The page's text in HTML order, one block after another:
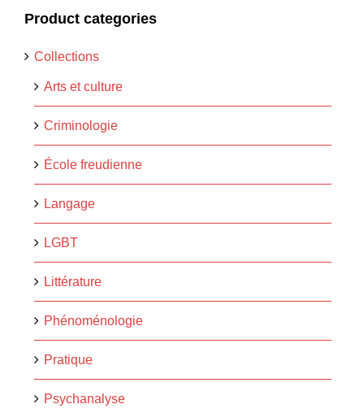
Product categories
Collections
Arts et culture
Criminologie
École freudienne
Langage
LGBT
Littérature
Phénoménologie
Pratique
Psychanalyse